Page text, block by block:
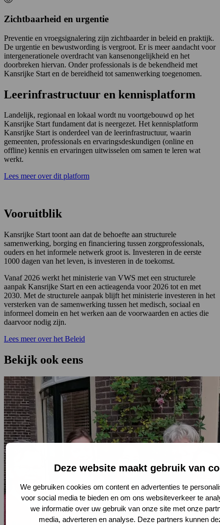
Deze website maakt gebruik van
We gebruiken cookies om content en advertenties te
voor social media te bieden en om ons websiteverkeer te
we informatie over uw gebruik van onze site met onze
media, adverteren en analyse. Deze partners kunnen
Zichtbaarheid en urgentie
Preventie en vroegsignalering zijn zichtbaarder in beleid en praktijk.
De urgentie en bewustwording is vergroot. Er is meer aandacht voor
intergenerationele overdracht van kansenongelijkheid en het
doorbreken hiervan. Onder professionals is de bekendheid met
Kansrijke Start en de bereidheid tot samenwerking toegenomen.
Leerinfrastructuur en kennisplatform
Landelijk, regionaal en lokaal wordt nu voortgebouwd op het
Kansrijke Start fundament dat is neergezet. Het kennisplatform
Kansrijke Start is onderdeel van de leerinfrastructuur, waarin
gemeenten, professionals en ervaringsdeskundigen (online en
offline) kennis en ervaringen uitwisselen om samen te leren wat
werkt.
Lees meer over dit platform
Vooruitblik
Kansrijke Start toont aan dat de behoefte aan structurele
samenwerking, borging en financiering tussen zorgprofessionals,
ouders en het informele netwerk groot is. Investeren in de eerste
1000 dagen van het leven, is investeren in de toekomst.
Vanaf 2026 werkt het ministerie van VWS met een structurele
aanpak Kansrijke Start en een actieagenda voor 2026 tot en met
2030. Met de structurele aanpak blijft het ministerie investeren in het
versterken van de samenwerking tussen het medisch, sociaal en
informeel domein en het werken aan de voorwaarden en acties die
daarvoor nodig zijn.
Lees meer over het Beleid
Bekijk ook eens